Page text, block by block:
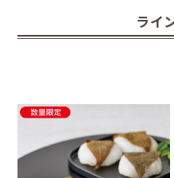
ライ